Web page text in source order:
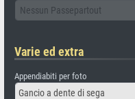
Nessun Passepartout
Varie ed extra
Appendiabiti per foto
Gancio a dente di sega